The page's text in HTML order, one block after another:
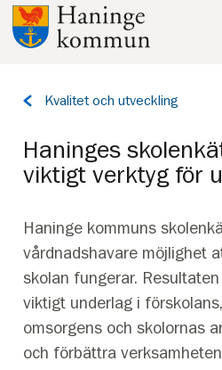
Till innehåll på sidan
Tillbaka
Kvalitet och utveckling
Haninges
viktigt verktyg för
Haninge kommuns
vårdnadshavare möjlighet
skolan fungerar.
viktigt underlag i
omsorgens och skolornas
och förbättra